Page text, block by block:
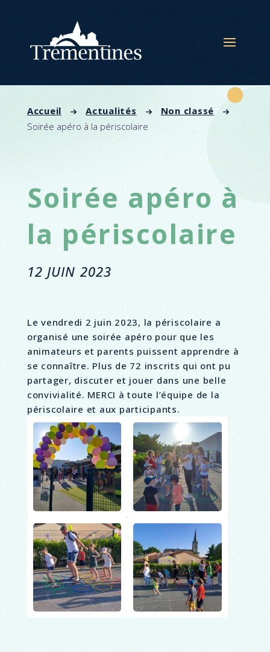
Accueil Actualités
Non classé
Soirée apéro à la périscolaire
Soirée apéro à
la périscolaire
12 JUIN 2023
Le vendredi 2 juin 2023, la périscolaire a
organisé une soirée apéro pour que les
animateurs et parents puissent apprendre à
se connaître. Plus de 72 inscrits qui ont pu
partager, discuter et jouer dans une belle
convivialité. MERCI à toute l’équipe de la
périscolaire et aux participants.